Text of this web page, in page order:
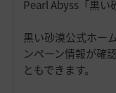
Pearl Abyss「黒い
黒い砂漠公式ホー
ンペーン情報が確
ともできます。